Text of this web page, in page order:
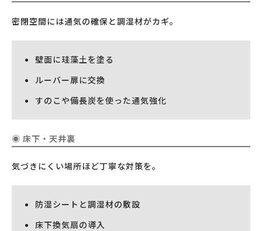
密閉空間には通気の確保と調湿材がカギ。
壁面に珪藻土を塗る
ルーバー扉に交換
すのこや備長炭を使った通気強化
◉ 床下・天井裏
気づきにくい場所ほど丁寧な対策を。
防湿シートと調湿材の敷設
床下換気扇の導入